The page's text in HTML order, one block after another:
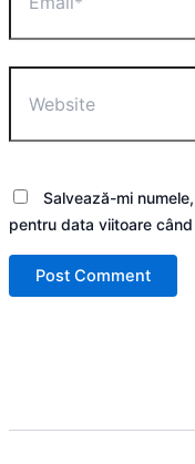
Salvează-mi
pentru data viitoare